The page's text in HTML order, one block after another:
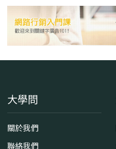
大學問
關於我們
聯絡我們